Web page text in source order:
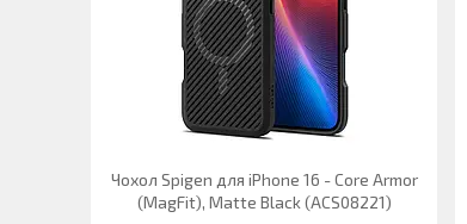
Чохол Spigen для iPhone 16 - Core Armor
(MagFit), Matte Black (ACS08221)